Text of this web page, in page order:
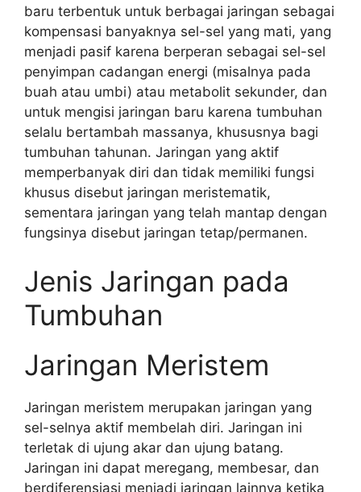
baru terbentuk untuk berbagai jaringan sebagai
kompensasi banyaknya sel-sel yang mati, yang
menjadi pasif karena berperan sebagai sel-sel
penyimpan cadangan energi (misalnya pada
buah atau umbi) atau metabolit sekunder, dan
untuk mengisi jaringan baru karena tumbuhan
selalu bertambah massanya, khususnya bagi
tumbuhan tahunan. Jaringan yang aktif
memperbanyak diri dan tidak memiliki fungsi
khusus disebut jaringan meristematik,
sementara jaringan yang telah mantap dengan
fungsinya disebut jaringan tetap/permanen.
Jenis Jaringan pada
Tumbuhan
Jaringan Meristem
Jaringan meristem merupakan jaringan yang
sel-selnya aktif membelah diri. Jaringan ini
terletak di ujung akar dan ujung batang.
Jaringan ini dapat meregang, membesar, dan
berdiferensiasi menjadi jaringan lainnya ketika